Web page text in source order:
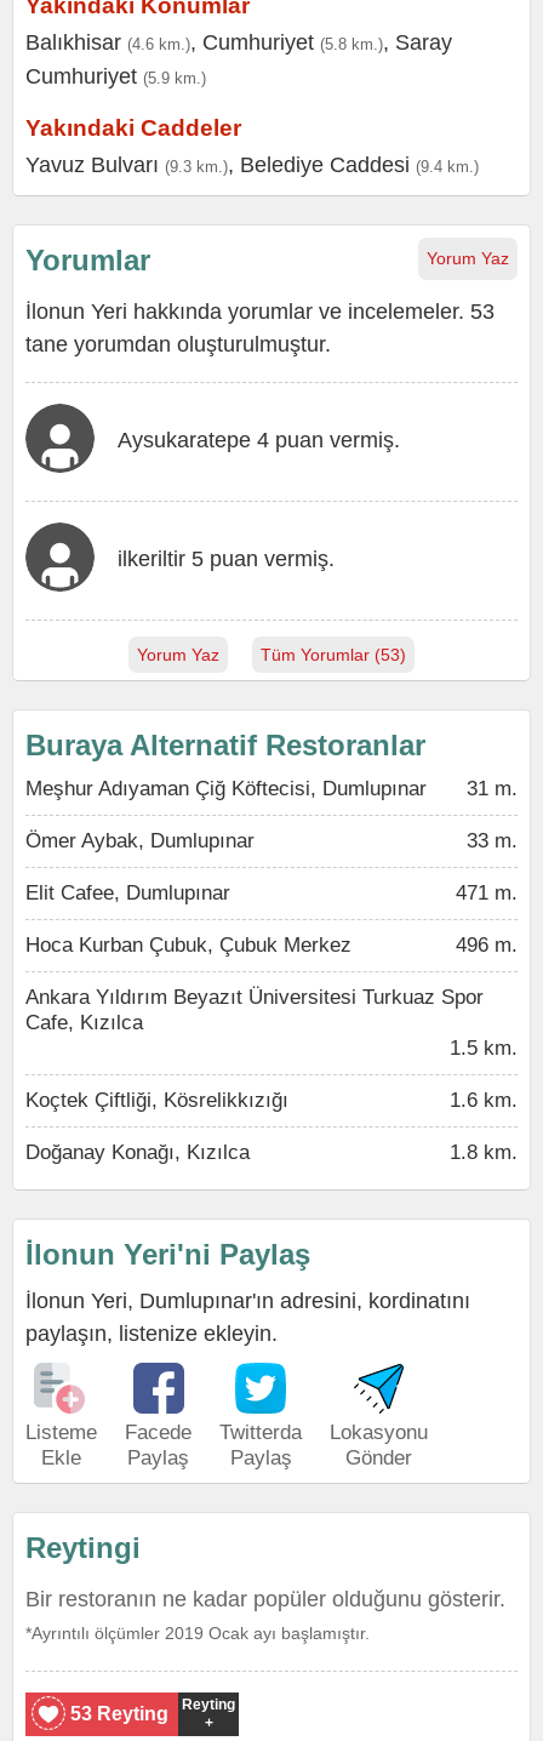
Yakındaki Konumlar
Balıkhisar (4.6 km.), Cumhuriyet (5.8 km.), Saray
Cumhuriyet (5.9 km.)
Yakındaki Caddeler
Yavuz Bulvarı (9.3 km.), Belediye Caddesi (9.4 km.)
Yorum Yaz
Yorumlar
İlonun Yeri hakkında yorumlar ve incelemeler. 53
tane yorumdan oluşturulmuştur.
Aysukaratepe 4 puan vermiş.
ilkeriltir 5 puan vermiş.
Yorum Yaz Tüm Yorumlar (53)
Buraya Alternatif Restoranlar
Meşhur Adıyaman Çiğ Köftecisi, Dumlupınar 31 m.
Ömer Aybak, Dumlupınar 33 m.
Elit Cafee, Dumlupınar 471 m.
Hoca Kurban Çubuk, Çubuk Merkez 496 m.
Ankara Yıldırım Beyazıt Üniversitesi Turkuaz Spor
Cafe, Kızılca
1.5 km.
Koçtek Çiftliği, Kösrelikkızığı 1.6 km.
Doğanay Konağı, Kızılca 1.8 km.
İlonun Yeri'ni Paylaş
İlonun Yeri, Dumlupınar'ın adresini, kordinatını
paylaşın, listenize ekleyin.
Listeme
Ekle
Facede
Paylaş
Twitterda
Paylaş
Lokasyonu
Gönder
Reytingi
Bir restoranın ne kadar popüler olduğunu gösterir.
*Ayrıntılı ölçümler 2019 Ocak ayı başlamıştır.
53 Reyting
Reyting
+